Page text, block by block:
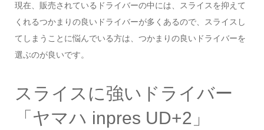
現在、販売されているドライバーの中には、スライスを抑えて
くれるつかまりの良いドライバーが多くあるので、スライスし
てしまうことに悩んでいる方は、つかまりの良いドライバーを
選ぶのが良いです。
スライスに強いドライバー
「ヤマハ inpres UD+2」